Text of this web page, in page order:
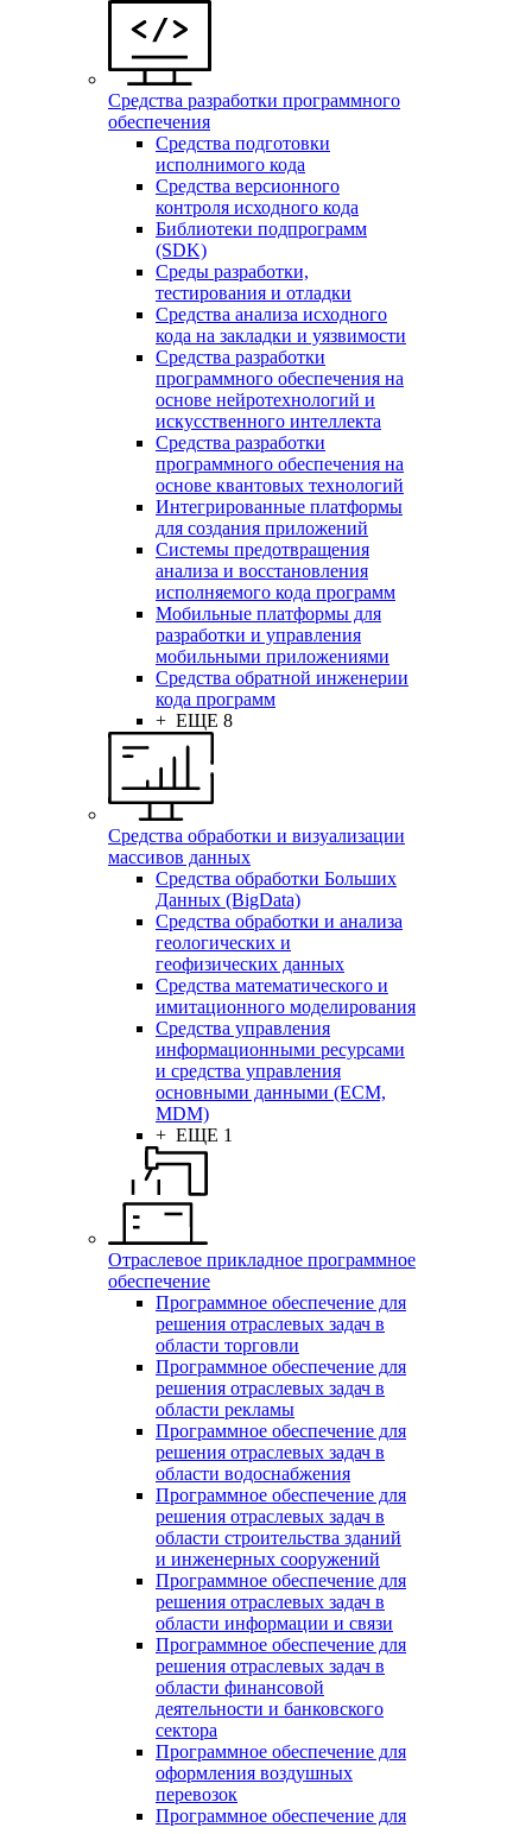
Средства разработки программного
обеспечения
Средства подготовки
исполнимого кода
Средства версионного
контроля исходного кода
Библиотеки подпрограмм
(SDK)
Среды разработки,
тестирования и отладки
Средства анализа исходного
кода на закладки и уязвимости
Средства разработки
программного обеспечения на
основе нейротехнологий и
искусственного интеллекта
Средства разработки
программного обеспечения на
основе квантовых технологий
Интегрированные платформы
для создания приложений
Системы предотвращения
анализа и восстановления
исполняемого кода программ
Мобильные платформы для
разработки и управления
мобильными приложениями
Средства обратной инженерии
кода программ
+ ЕЩЕ 8
Средства обработки и визуализации
массивов данных
Средства обработки Больших
Данных (BigData)
Средства обработки и анализа
геологических и
геофизических данных
Средства математического и
имитационного моделирования
Средства управления
информационными ресурсами
и средства управления
основными данными (ECM,
MDM)
+ ЕЩЕ 1
Отраслевое прикладное программное
обеспечение
Программное обеспечение для
решения отраслевых задач в
области торговли
Программное обеспечение для
решения отраслевых задач в
области рекламы
Программное обеспечение для
решения отраслевых задач в
области водоснабжения
Программное обеспечение для
решения отраслевых задач в
области строительства зданий
и инженерных сооружений
Программное обеспечение для
решения отраслевых задач в
области информации и связи
Программное обеспечение для
решения отраслевых задач в
области финансовой
деятельности и банковского
сектора
Программное обеспечение для
оформления воздушных
перевозок
Программное обеспечение для